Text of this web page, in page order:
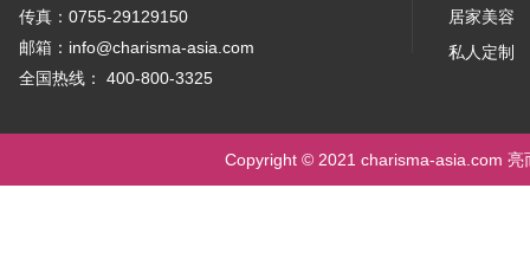
传真：0755-29129150
邮箱：info@charisma-asia.com
全国热线： 400-800-3325
居家美容
私人定制
Copyright © 2021 charisma-asia.com 亮